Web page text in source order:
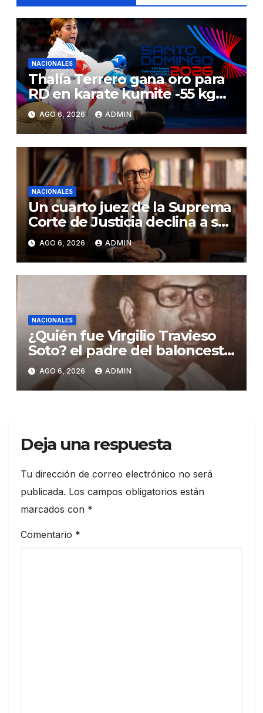
NACIONALES
Thalía Terrero gana oro para
RD en karate kumite -55 kg
en Santo Domingo 2026
AGO 6, 2026 ADMIN
NACIONALES
Un cuarto juez de la Suprema
Corte de Justicia declina a ser
evaluado por el CNM
AGO 6, 2026 ADMIN
NACIONALES
¿Quién fue Virgilio Travieso
Soto? el padre del baloncesto
dominicano
AGO 6, 2026 ADMIN
Deja una respuesta
Tu dirección de correo electrónico no será
publicada. Los campos obligatorios están
marcados con *
Comentario *